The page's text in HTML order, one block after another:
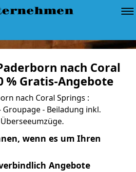
nach Coral
% Gratis-Angebote
nach Coral Springs :
- Beiladung inkl.
wenn es um Ihren
Angebote